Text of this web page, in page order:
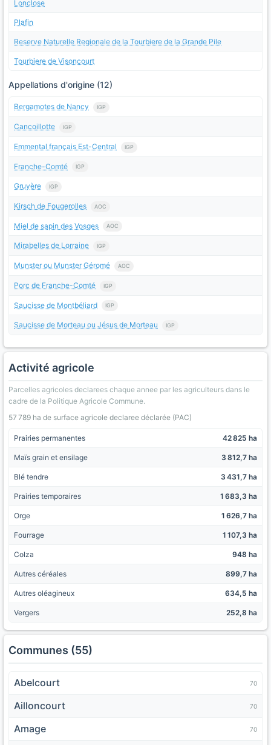
Lonclose
Plafin
Reserve Naturelle Regionale de la Tourbiere de la Grande Pile
Tourbiere de Visoncourt
Appellations d'origine (12)
Bergamotes de Nancy IGP
Cancoillotte IGP
Emmental français Est-Central IGP
Franche-Comté IGP
Gruyère IGP
Kirsch de Fougerolles AOC
Miel de sapin des Vosges AOC
Mirabelles de Lorraine IGP
Munster ou Munster Géromé AOC
Porc de Franche-Comté IGP
Saucisse de Montbéliard IGP
Saucisse de Morteau ou Jésus de Morteau IGP
Activité agricole
Parcelles agricoles declarees chaque annee par les agriculteurs dans le
cadre de la Politique Agricole Commune.
57 789 ha de surface agricole declaree déclarée (PAC)
Prairies permanentes 42 825 ha
Maïs grain et ensilage 3 812,7 ha
Blé tendre 3 431,7 ha
Prairies temporaires 1 683,3 ha
Orge 1 626,7 ha
Fourrage 1 107,3 ha
Colza 948 ha
Autres céréales 899,7 ha
Autres oléagineux 634,5 ha
Vergers 252,8 ha
Communes (55)
Abelcourt 70
Ailloncourt 70
Amage 70